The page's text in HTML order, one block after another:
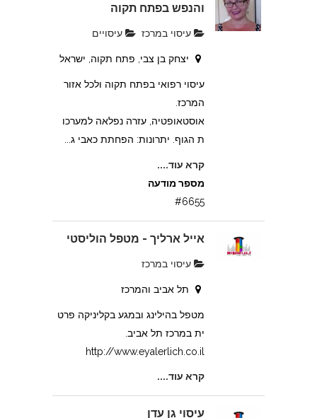
והנפש בפתח תקוה
עיסוי במרכז עיסויים
יצחק בן צבי, פתח תקוה, ישראל
עיסוי רפואי בפתח תקוה ולכל אזור
המרכז.
אוסטאופטיה, עזרה נפלאה למערכו
ת הגוף. יתרונות: הפחתת כאבי ג...
קרא עוד....
מספר מודעה
#6655
אייל ארליך - מטפל הוליסטי
עיסוי במרכז
תל אביב והמרכז
מטפל בהילינג ובמגע בקליניקה פרט
ית במרכז תל אביב.
http://www.eyalerlich.co.il
קרא עוד....
עיסוי גן עדן